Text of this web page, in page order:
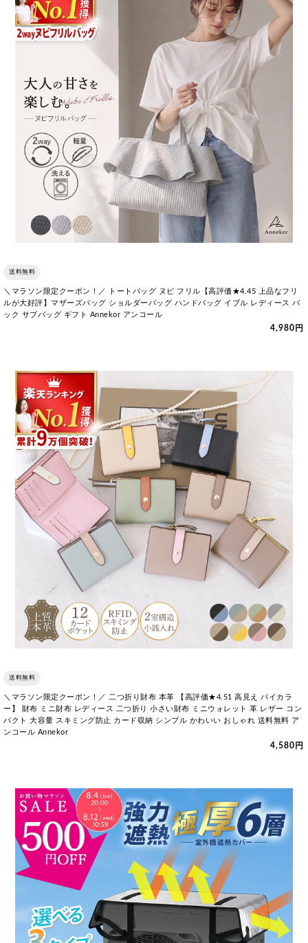
送料無料
＼マラソン限定クーポン！／ トートバッグ ヌビ フリル【高評価★4.45 上品なフリ
ルが大好評】マザーズバッグ ショルダーバッグ ハンドバッグ イブル レディース バ
ック サブバッグ ギフト Annekor アンコール
4,980円
送料無料
＼マラソン限定クーポン！／ 二つ折り財布 本革 【高評価★4.51 高見え バイカラ
ー】 財布 ミニ財布 レディース 二つ折り 小さい財布 ミニウォレット 革 レザー コン
パクト 大容量 スキミング防止 カード収納 シンプル かわいい おしゃれ 送料無料 ア
ンコール Annekor
4,580円